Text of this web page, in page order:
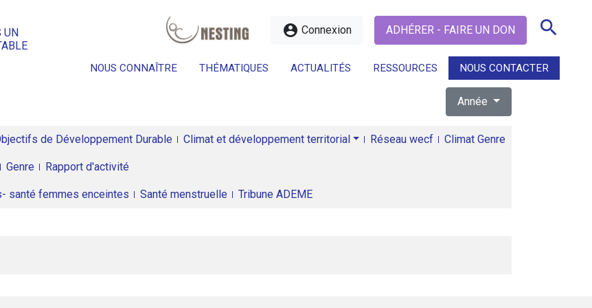
UN
account_circle Connexion ADHÉRER - FAIRE UN DON search
NOUS CONNAÎTRE THÉMATIQUES ACTUALITÉS RESSOURCES NOUS CONTACTER
search
Année
de Développement Durable Climat et développement territorial Réseau wecf Climat Genre
Genre Rapport d'activité
santé femmes enceintes Santé menstruelle Tribune ADEME